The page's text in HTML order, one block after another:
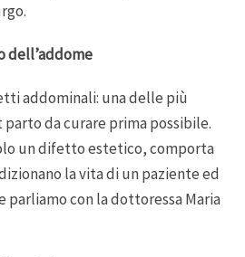
dell’addome
addominali: una delle più
da curare prima possibile.
un difetto estetico, comporta
la vita di un paziente ed
parliamo con la dottoressa Maria